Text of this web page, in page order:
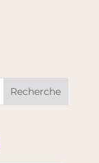
Recherche